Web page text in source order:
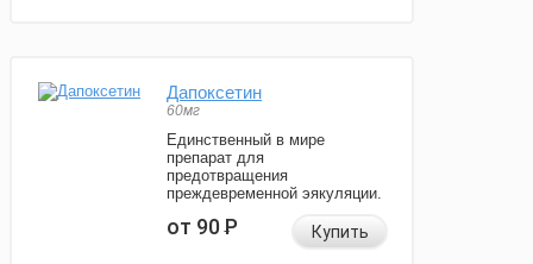
Дапоксетин
60мг
Единственный в мире
препарат для
предотвращения
преждевременной эякуляции.
от 90Р Купить